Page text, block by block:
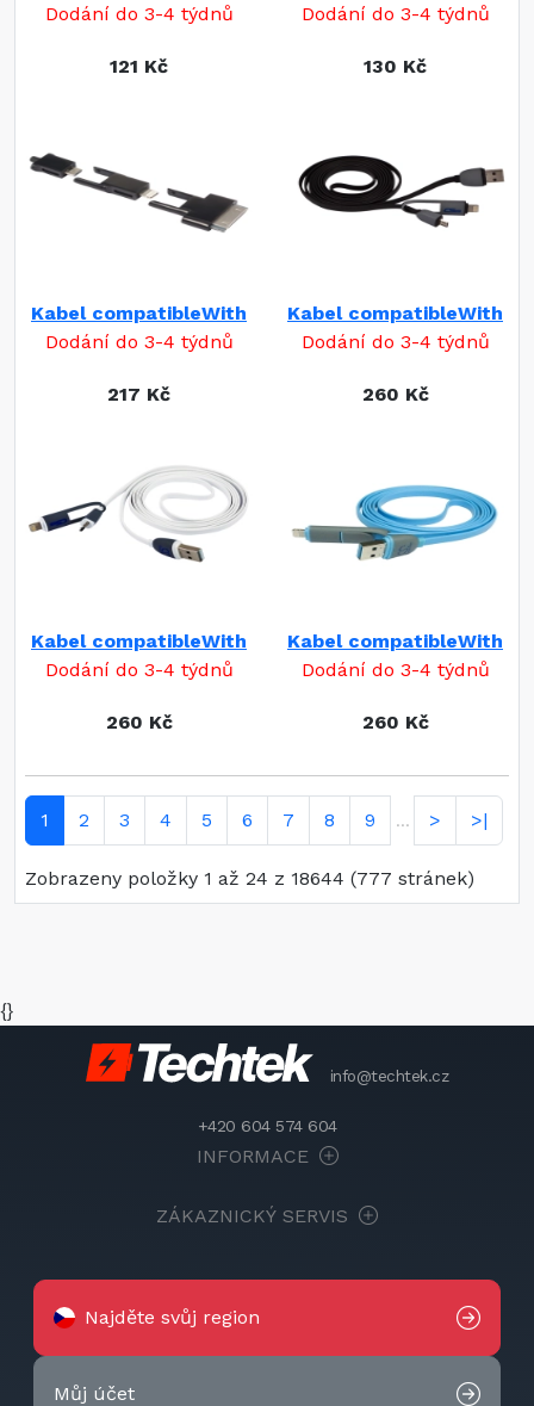
Dodání do 3-4 týdnů
121 Kč
Dodání do 3-4 týdnů
130 Kč
Kabel compatibleWith
Dodání do 3-4 týdnů
217 Kč
Kabel compatibleWith
Dodání do 3-4 týdnů
260 Kč
Kabel compatibleWith
Dodání do 3-4 týdnů
260 Kč
Kabel compatibleWith
Dodání do 3-4 týdnů
260 Kč
1 2 3 4 5 6 7 8 9 ... > >|
Zobrazeny položky 1 až 24 z 18644 (777 stránek)
{}
info@techtek.cz
+420 604 574 604
INFORMACE
ZÁKAZNICKÝ SERVIS
Najděte svůj region
Můj účet